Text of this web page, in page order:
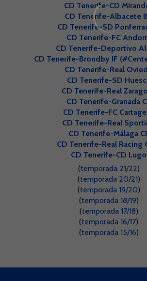
CD Tenerife-CD
CD Tenerife-Albacete
CD Tenerife-SD
CD Tenerife-FC
CD Tenerife-Deportivo
CD Tenerife-Brondby IF
CD Tenerife-Real
CD Tenerife-SD
CD Tenerife-Real
CD Tenerife-Granada
CD Tenerife-FC
CD Tenerife-Real
CD Tenerife-Málaga
CD Tenerife-Real Racing
CD Tenerife-CD Lugo
(temporada 21/22)
(temporada 20/21)
(temporada 19/20)
(temporada 18/19)
(temporada 17/18)
(temporada 16/17)
(temporada 15/16)